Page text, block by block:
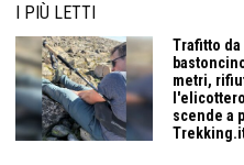
#ORSI
I PIÙ LETTI
Trafitto da
metri,
scende a